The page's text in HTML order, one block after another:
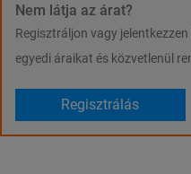
Nem látja az árat?
Regisztráljon vagy
egyedi áraikat és közvetlenül
Regisztrálás